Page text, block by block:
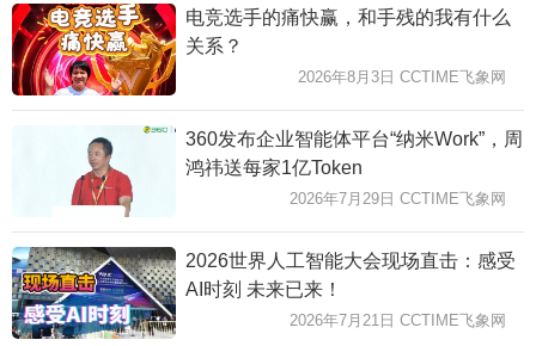
电竞选手的痛快赢，和手残的我有什么
关系？
2026年8月3日 CCTIME飞象网
360发布企业智能体平台“纳米Work”，周
鸿祎送每家1亿Token
2026年7月29日 CCTIME飞象网
2026世界人工智能大会现场直击：感受
AI时刻 未来已来！
2026年7月21日 CCTIME飞象网